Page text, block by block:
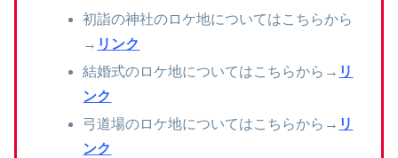
初詣の神社のロケ地についてはこちらから
→ リンク
結婚式のロケ地についてはこちらから→ リ
ンク
弓道場のロケ地についてはこちらから→ リ
ンク